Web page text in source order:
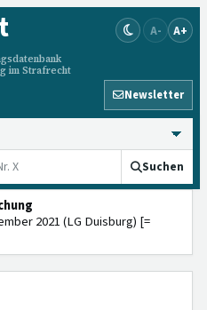
im Strafrecht
A- A+
Newsletter
Suchen
2021 (LG Duisburg) [=